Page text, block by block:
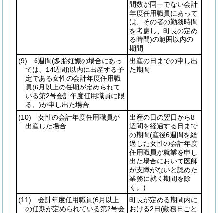
間数が同一でない会計
年度任用職員にあって
は、その者の勤務時間
を考慮し、町長の定め
る時間)の範囲以内の
期間
(9) 6週間(多胎妊娠の場合にあっ
ては、14週間)以内に出産する予
定である女性の会計年度任用職
員(6月以上の任期が定められて
いる第2号会計年度任用職員に限
る。)が申し出た場合
出産の日までの申し出
た期間
(10) 女性の会計年度任用職員が
出産した場合
出産の日の翌日から8
週間を経過する日まで
の期間(産後6週間を経
過した女性の会計年度
任用職員が就業を申し
出た場合において医師
が支障がないと認めた
業務に就く期間を除
く。)
(11) 会計年度任用職員(6月以上
の任期が定められている第2号会
町長が定める期間内に
おける2日(勤務日ごと